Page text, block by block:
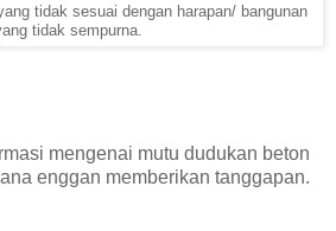
tidak sesuai dengan harapan/ bangunan
tidak sempurna.
mengenai mutu dudukan beton
enggan memberikan tanggapan.